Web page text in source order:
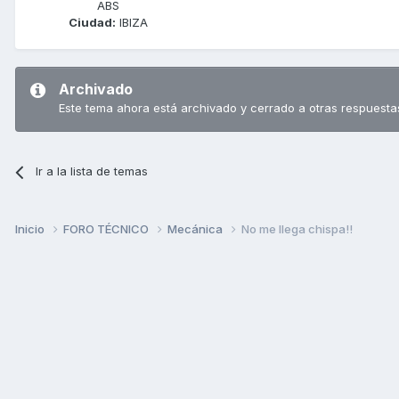
ABS
Ciudad: IBIZA
Archivado
Este tema ahora está archivado y cerrado a otras
Ir a la lista de temas
Inicio FORO TÉCNICO Mecánica No me llega chispa!!